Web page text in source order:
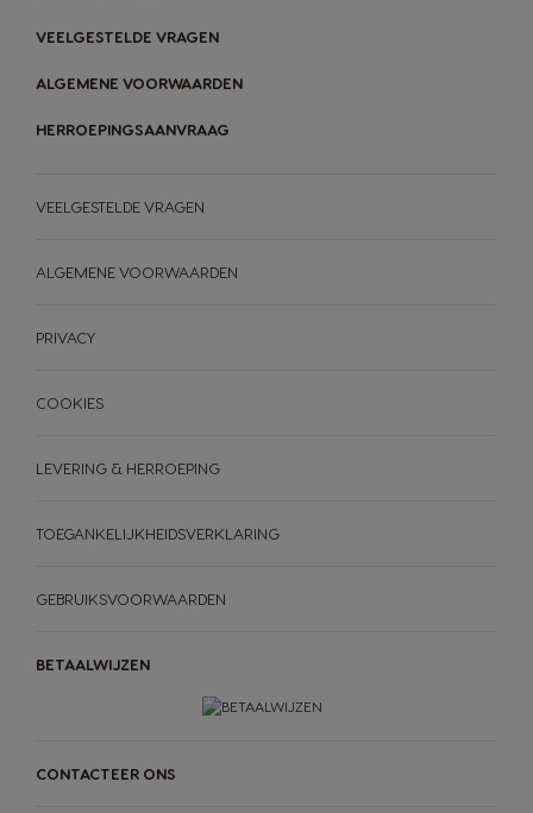
VEELGESTELDE VRAGEN
ALGEMENE VOORWAARDEN
HERROEPINGSAANVRAAG
BETAALWIJZEN
CONTACTEER ONS
VEELGESTELDE VRAGEN
ALGEMENE VOORWAARDEN
PRIVACY
COOKIES
LEVERING & HERROEPING
TOEGANKELIJKHEIDSVERKLARING
GEBRUIKSVOORWAARDEN